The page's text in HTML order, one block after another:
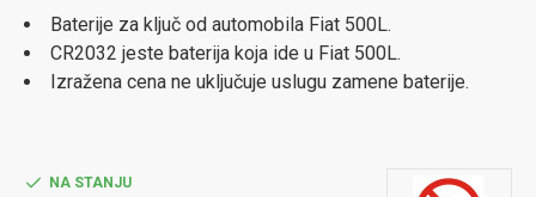
Baterije za ključ od automobila Fiat 500L.
CR2032 jeste baterija koja ide u Fiat 500L.
Izražena cena ne uključuje uslugu zamene baterije.
NA STANJU